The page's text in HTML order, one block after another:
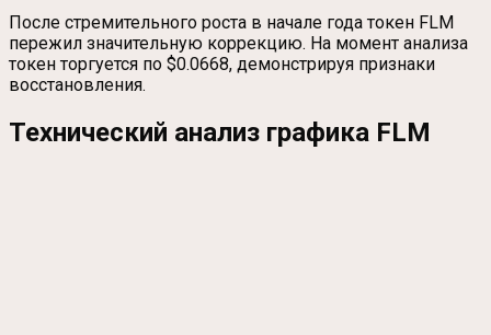
После стремительного роста в начале года токен FLM
пережил значительную коррекцию. На момент анализа
токен торгуется по $0.0668, демонстрируя признаки
восстановления.
Технический анализ графика FLM